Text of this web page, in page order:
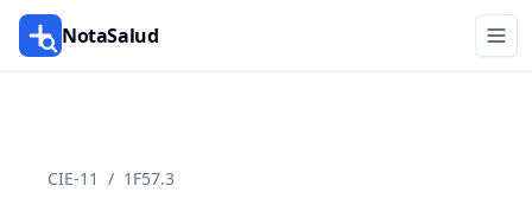
NotaSalud
CIE-11 / 1F57.3